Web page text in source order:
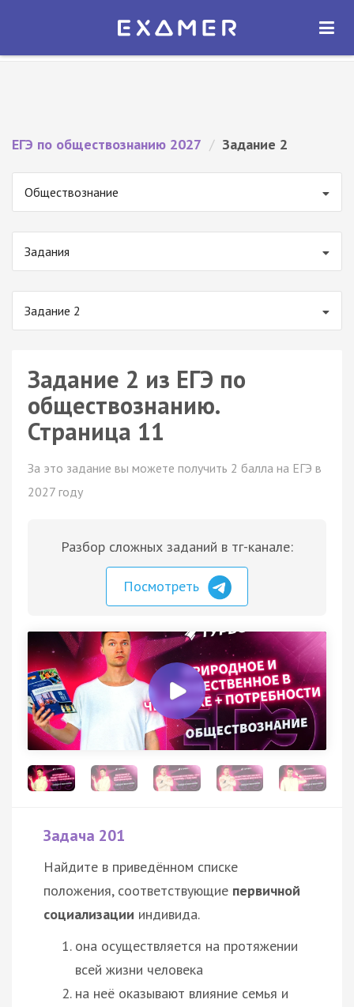
Экзамер — ЕГЭ 2027
ОТКРЫТЬ
ЕГЭ по обществознанию 2027 / Задание 2
Обществознание
Задания
Задание 2
Задание 2 из ЕГЭ по
обществознанию.
Страница 11
За это задание вы можете получить 2 балла на ЕГЭ в
2027 году
Разбор сложных заданий в тг-канале:
Посмотреть
Задача 201
Найдите в приведённом списке
положения, соответствующие первичной
социализации индивида.
она осуществляется на протяжении
всей жизни человека
на неё оказывают влияние семья и